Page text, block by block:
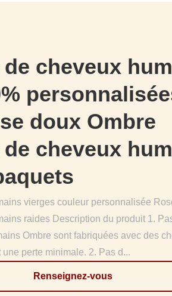
cheveux
doux Ombre
cheveux
vierges couleur personnalisée
raides Description du produit 1.
Ombre sont fabriquées avec des
perte minimale. 2. Pas d...
Renseignez-vous